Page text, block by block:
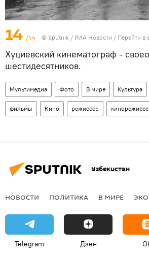
14 /14 © Sputnik / РИА Новости / Перейти в
Хуциевский кинематограф -
шестидесятников.
Мультимедиа Фото В мире Культура
фильмы Кино режиссер
Узбекистан
НОВОСТИ ПОЛИТИКА В МИРЕ
Telegram Дзен